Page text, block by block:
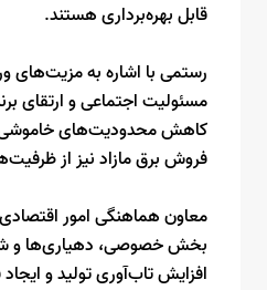
قابل بهره‌برداری هستند.
رستمی با اشاره به مزیت‌های
مسئولیت اجتماعی و ارتقای
کاهش محدودیت‌های خاموشی را
فروش برق مازاد نیز از
معاون هماهنگی امور
بخش خصوصی، دهیاری‌ها و
افزایش تاب‌آوری تولید و